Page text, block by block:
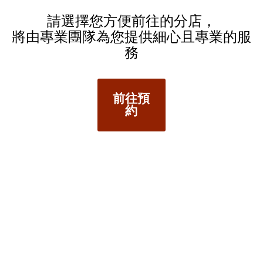
請選擇您方便前往的分店，
將由專業團隊為您提供細心且專業的服
務
前往預
約